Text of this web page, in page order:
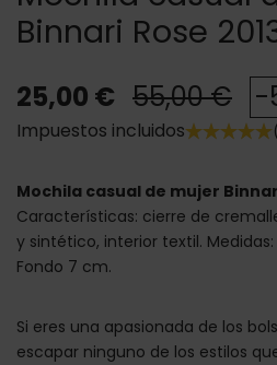
Binnari Rose
25,00 € 55,00 € -
Impuestos incluidos
Mochila casual de mujer
Características: cierre de
y sintético, interior textil.
Fondo 7 cm.
Si eres una apasionada de los
escapar ninguno de los estilos